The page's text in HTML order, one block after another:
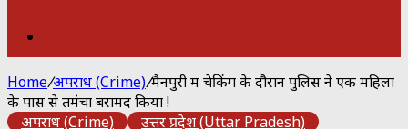
for
Home/अपराध (Crime)/मैनपुरी में चेकिंग के दौरान पुलिस ने एक महिला
के पास से तमंचा बरामद किया !
अपराध (Crime)
उत्तर प्रदेश (Uttar Pradesh)